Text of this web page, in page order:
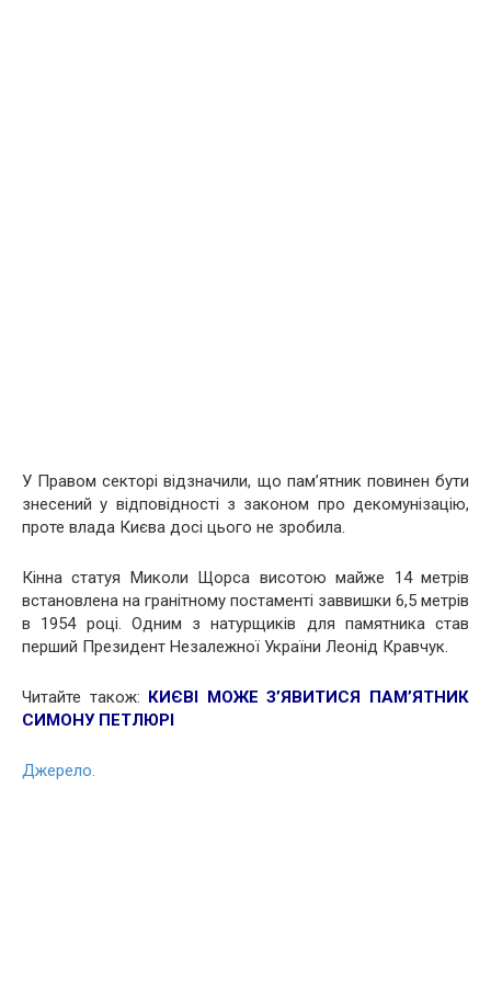
У Правом секторі відзначили, що пам’ятник повинен бути
знесений у відповідності з законом про декомунізацію,
проте влада Києва досі цього не зробила.
Кінна статуя Миколи Щорса висотою майже 14 метрів
встановлена на гранітному постаменті заввишки 6,5 метрів
в 1954 році. Одним з натурщиків для памятника став
перший Президент Незалежної України Леонід Кравчук.
Читайте також: КИЄВІ МОЖЕ З’ЯВИТИСЯ ПАМ’ЯТНИК
СИМОНУ ПЕТЛЮРІ
Джерело.